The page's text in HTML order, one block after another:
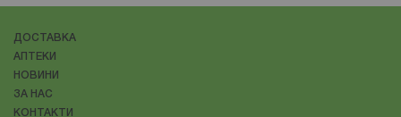
ДОСТАВКА
АПТЕКИ
НОВИНИ
ЗА НАС
КОНТАКТИ